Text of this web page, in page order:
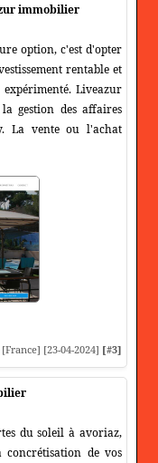
immobilier
option, c'est d'opter
rentable et
Liveazur
gestion des affaires
La vente ou l'achat
[France] [23-04-2024] [#3]
du soleil à avoriaz,
de vos